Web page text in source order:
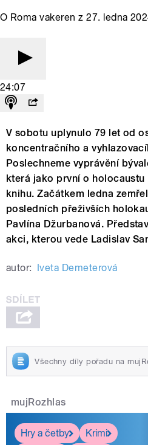
O Roma vakeren z 27. ledna
24:07
V sobotu uplynulo 79 let od
koncentračního a
Poslechneme vyprávění
která jako první o holocaustu
knihu. Začátkem ledna
posledních přeživších
Pavlína Džurbanová.
akci, kterou vede Ladislav
autor: Iveta Demeterová
Všechny díly pořadu na
mujRozhlas
Hry a četby
Krimi